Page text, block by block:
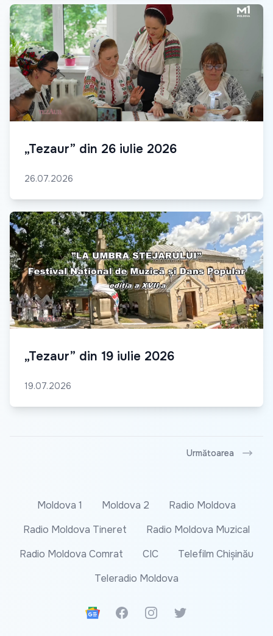
„Tezaur” din 26 iulie 2026
26.07.2026
„Tezaur” din 19 iulie 2026
19.07.2026
Următoarea
Moldova 1 Moldova 2
Radio Moldova
Radio Moldova Tineret
Radio Moldova Muzical
Radio Moldova Comrat
CIC
Telefilm Chișinău
Teleradio Moldova
Google News
FacebookInstagramTwitter